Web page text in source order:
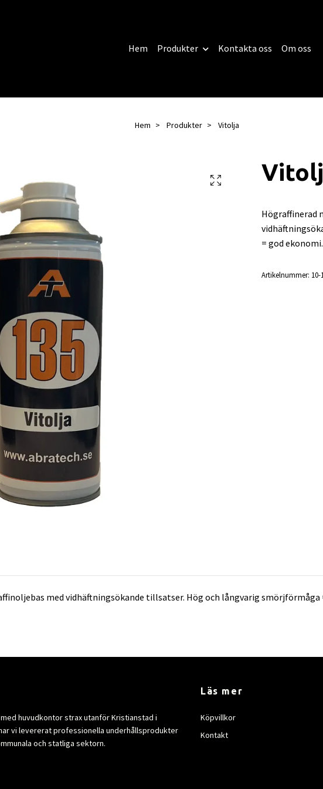
Hem Produkter Kontakta oss Om oss
Hem Produkter Vitolja
Högraffinerad
= god
Artikelnummer: 10-
med vidhäftningsökande tillsatser. Hög och långvarig smörjförmåga
huvudkontor strax utanför Kristianstad i
vi levererat professionella underhållsprodukter
och statliga sektorn.
Läs mer
Köpvillkor
Kontakt